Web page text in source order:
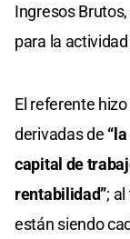
Ingresos
para la
El referente
derivadas de
capital de
rentabilidad”;
están siendo